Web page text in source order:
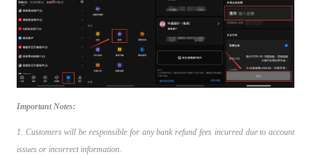
Important Notes:
1. Customers will be responsible for any bank refund fees incurred due to account
issues or incorrect information.